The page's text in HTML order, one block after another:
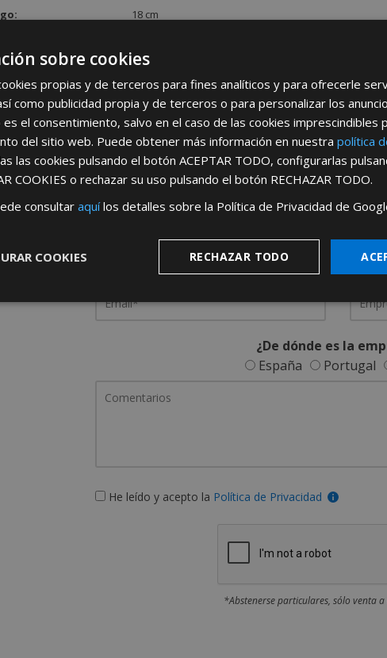
18 cm
REGÍSTRATE PARA HACERTE
Desdeaquípodrá ver todas las
Rellene este formulario y nos pondremos en contacto
¿De dónde es la
España
Portugal
He leído y acepto la Política de Privacidad
*Abstenerse particulares, sólo venta
sobre cookies
propias y de terceros para fines analíticos y para ofrecerle
como publicidad propia y de terceros o para personalizar los
el consentimiento, salvo en el caso de las cookies imprescindibles
del sitio web. Puede obtener más información en nuestra política
las cookies pulsando el botón ACEPTAR TODO, configurarlas
COOKIES o rechazar su uso pulsando el botón RECHAZAR TODO.
consultaraquílos detalles sobre la Política de Privacidad de
RECHAZAR TODO
COOKIES